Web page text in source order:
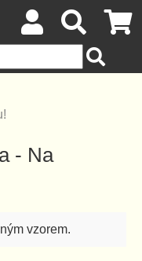
- Na
vzorem.